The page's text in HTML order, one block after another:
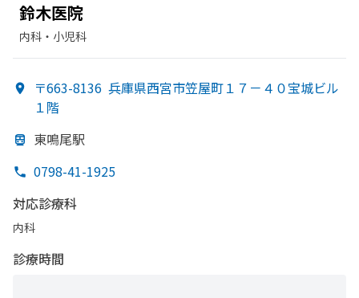
鈴木医院
内科・​小児科
〒663-8136 兵庫県西宮市笠屋町１７－４０宝城ビル
１階
東鳴尾駅
0798-41-1925
対応診療科
内科
診療時間